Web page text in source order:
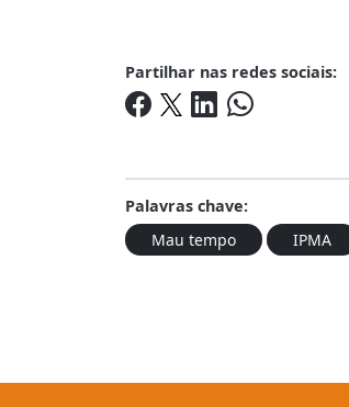
Partilhar nas redes sociais:
Palavras chave:
Mau tempo
IPMA